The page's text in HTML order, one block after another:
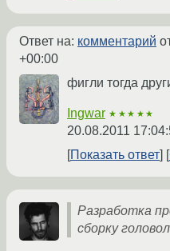
Ответ на: комментарий
+00:00
фигли тогда
Ingwar ★★★★★
20.08.2011
Показать ответ
Разработка
сборку